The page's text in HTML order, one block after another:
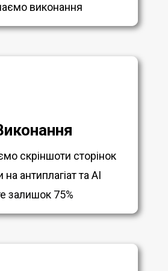
виконання
скріншоти сторінок
на антиплагіат та AI
залишок 75%